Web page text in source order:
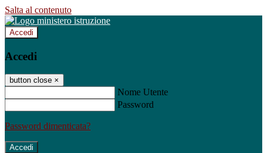
Salta al contenuto
Accedi
Accedi
button close ×
Nome Utente
Password
Password dimenticata?